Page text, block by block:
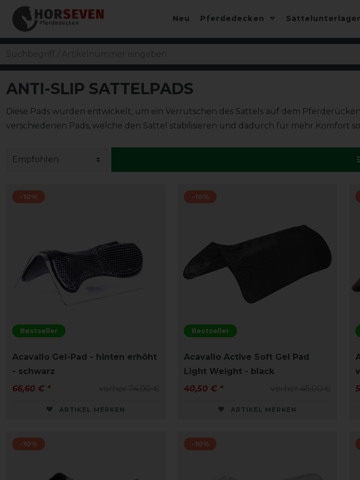
Neu Pferdedecken
ANTI-SLIP SATTELPADS
Diese Pads wurden entwickelt, um ein Verrutschen des Sattels auf dem
verschiedenen Pads, welche den Sattel stabilisieren und dadurch für mehr Komfort
Bestseller
-10%
Acavallo Gel-Pad - hinten erhöht
- schwarz
66,60 € *
ARTIKEL MERKEN
Bestseller
-10%
Acavallo Active Soft Gel Pad
Light Weight - black
40,50 € *
ARTIKEL MERKEN
-10% -10%